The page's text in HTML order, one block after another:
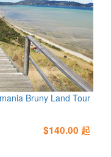
Bruny Land Tour
$140.00 起